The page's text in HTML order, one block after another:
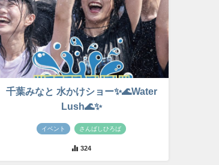
千葉みなと 水かけショー✨🌊Water
Lush🌊✨
イベント さんばしひろば
324